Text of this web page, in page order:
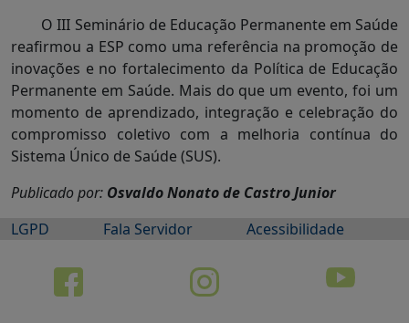
O III Seminário de Educação Permanente em Saúde
reafirmou a ESP como uma referência na promoção de
inovações e no fortalecimento da Política de Educação
Permanente em Saúde. Mais do que um evento, foi um
momento de aprendizado, integração e celebração do
compromisso coletivo com a melhoria contínua do
Sistema Único de Saúde (SUS).
Publicado por: Osvaldo Nonato de Castro Junior
LGPD
Fala Servidor Acessibilidade